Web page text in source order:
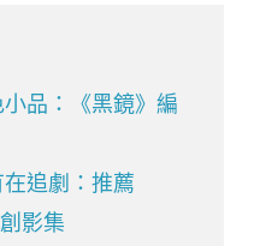
品：《黑鏡》編
追劇：推薦
影集